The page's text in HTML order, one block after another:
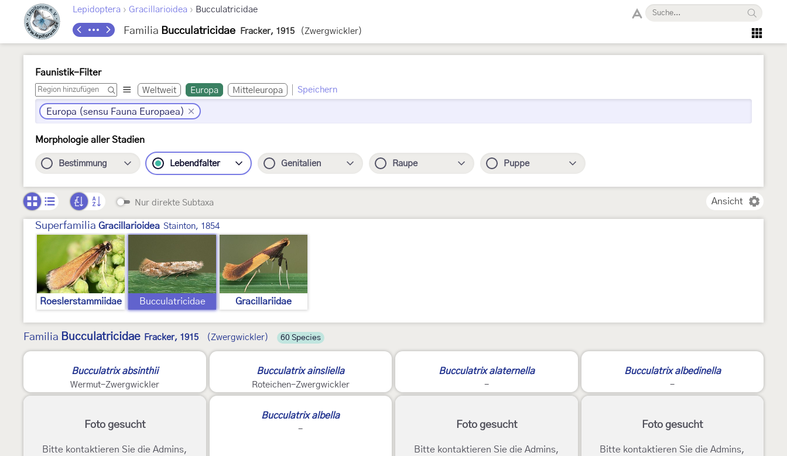
Lepidoptera › Gracillarioidea › Bucculatricidae
Familia Bucculatricidae Fracker, 1915 (Zwergwickler)
Faunistik-Filter
Weltweit Europa Mitteleuropa Speichern
Europa (sensu Fauna Europaea)
Morphologie aller Stadien
Bestimmung Lebendfalter Genitalien Raupe Puppe
Nur direkte Subtaxa Ansicht
Superfamilia Gracillarioidea Stainton, 1854
Roeslerstammiidae Bucculatricidae Gracillariidae
Familia Bucculatricidae Fracker, 1915 (Zwergwickler) 60 Species
Bucculatrix absinthii
Wermut-Zwergwickler
Bucculatrix ainsliella
Roteichen-Zwergwickler
Bucculatrix alaternella
-
Bucculatrix albedinella
-
Foto gesucht
Bitte kontaktieren Sie die Admins,
Bucculatrix albella
- Foto gesucht
Bitte kontaktieren Sie die Admins,
Foto gesucht
Bitte kontaktieren Sie die Admins,